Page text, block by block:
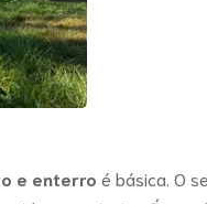
e enterro é básica. O